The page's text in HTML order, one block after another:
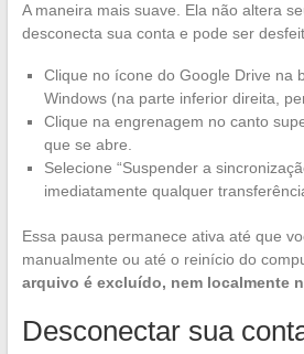
A maneira mais suave. Ela não altera
desconecta sua conta e pode ser
Clique no ícone do Google Drive na
Windows (na parte inferior direita,
Clique na engrenagem no canto
que se abre.
Selecione “Suspender a
imediatamente qualquer
Essa pausa permanece ativa até que
manualmente ou até o reinício do
arquivo é excluído, nem localmente
Desconectar sua